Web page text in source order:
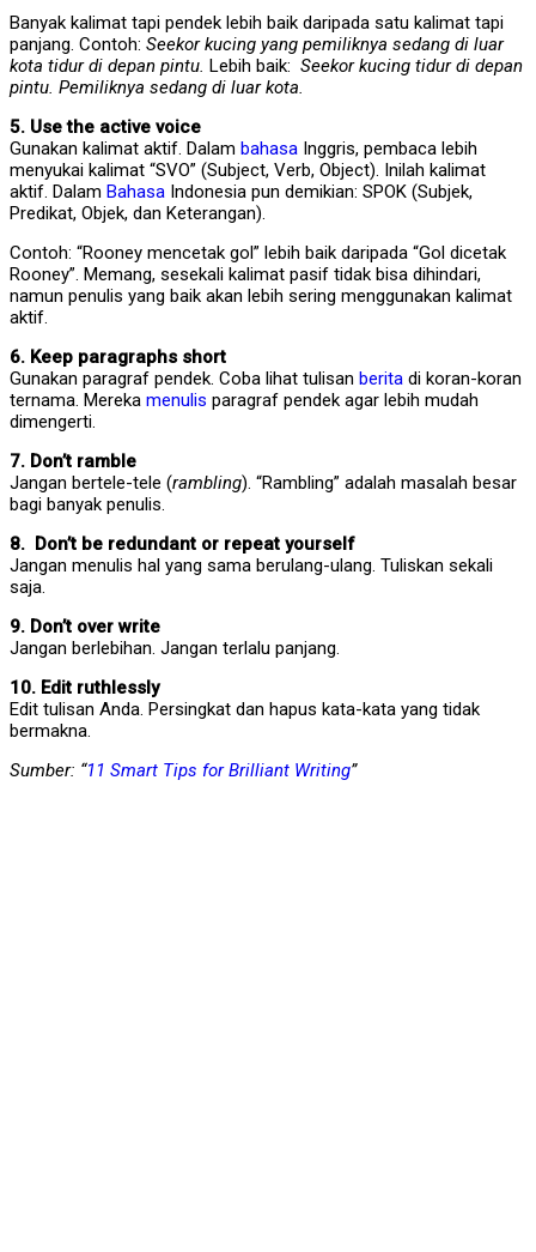
Banyak kalimat tapi pendek lebih baik daripada satu kalimat tapi
panjang. Contoh: Seekor kucing yang pemiliknya sedang di luar
kota tidur di depan pintu. Lebih baik: Seekor kucing tidur di depan
pintu. Pemiliknya sedang di luar kota.
5. Use the active voice
Gunakan kalimat aktif. Dalam bahasa Inggris, pembaca lebih
menyukai kalimat “SVO” (Subject, Verb, Object). Inilah kalimat
aktif. Dalam Bahasa Indonesia pun demikian: SPOK (Subjek,
Predikat, Objek, dan Keterangan).
Contoh: “Rooney mencetak gol” lebih baik daripada “Gol dicetak
Rooney”. Memang, sesekali kalimat pasif tidak bisa dihindari,
namun penulis yang baik akan lebih sering menggunakan kalimat
aktif.
6. Keep paragraphs short
Gunakan paragraf pendek. Coba lihat tulisan berita di koran-koran
ternama. Mereka menulis paragraf pendek agar lebih mudah
dimengerti.
7. Don’t ramble
Jangan bertele-tele (rambling). “Rambling” adalah masalah besar
bagi banyak penulis.
8. Don’t be redundant or repeat yourself
Jangan menulis hal yang sama berulang-ulang. Tuliskan sekali
saja.
9. Don’t over write
Jangan berlebihan. Jangan terlalu panjang.
10. Edit ruthlessly
Edit tulisan Anda. Persingkat dan hapus kata-kata yang tidak
bermakna.
Sumber: “11 Smart Tips for Brilliant Writing”